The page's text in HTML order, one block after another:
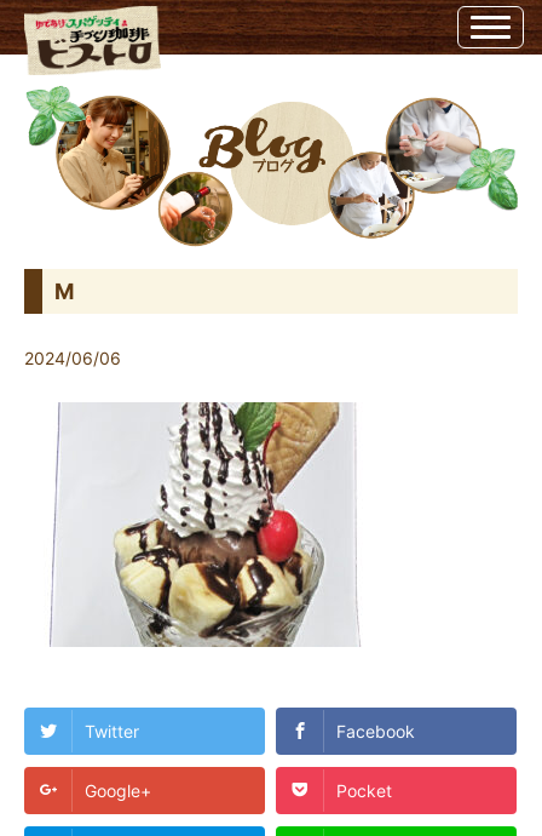
M | ビストロ埼玉県越谷市のビストロ
M
2024/06/06
Twitter Facebook
Google+ Pocket